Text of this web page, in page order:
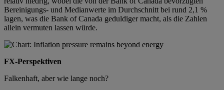
Bereinigungs- und Medianwerte im Durchschnitt bei rund 2,1 %
lagen, was die Bank of Canada geduldiger macht, als die Zahlen
allein vermuten lassen würde.
FX-Perspektiven
Falkenhaft, aber wie lange noch?